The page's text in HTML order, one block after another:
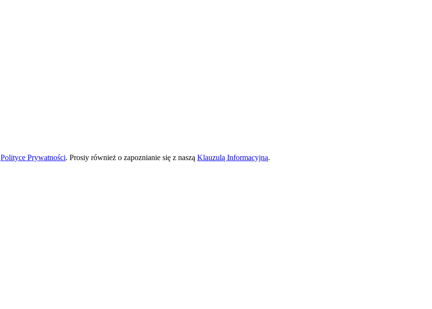
Polityce Prywatności. Prosiy również o zapoznianie się z naszą Klauzulą Informacyjną.